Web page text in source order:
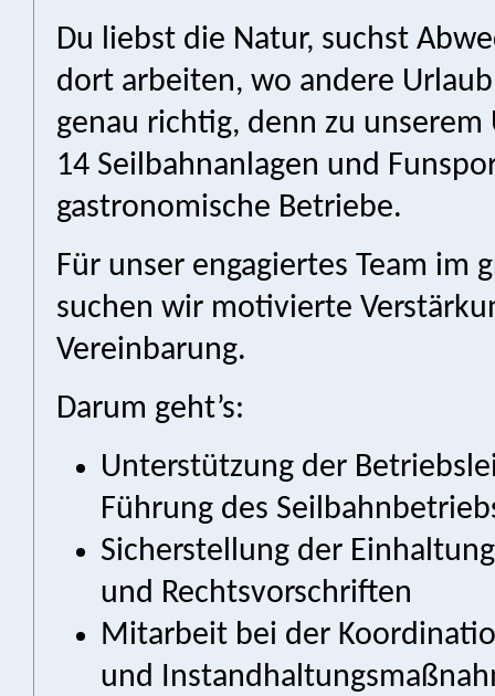
Du liebst die Natur, suchst
dort arbeiten, wo andere
genau richtig, denn zu
14 Seilbahnanlagen und
gastronomische Betriebe.
Für unser engagiertes Team im
suchen wir motivierte
Vereinbarung.
Darum geht’s:
Unterstützung der
Führung des
Sicherstellung der
und Rechtsvorschriften
Mitarbeit bei der
und